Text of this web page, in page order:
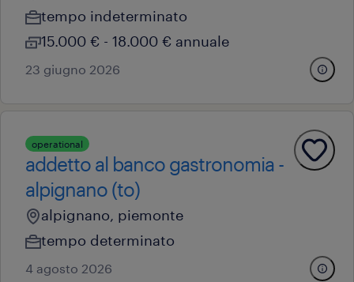
tempo indeterminato
15.000 € - 18.000 € annuale
23 giugno 2026
operational
addetto al banco gastronomia -
alpignano (to)
alpignano, piemonte
tempo determinato
4 agosto 2026